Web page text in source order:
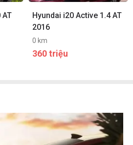
AT
Hyundai i20 Active 1.4 AT
2016
0 km
360 triệu